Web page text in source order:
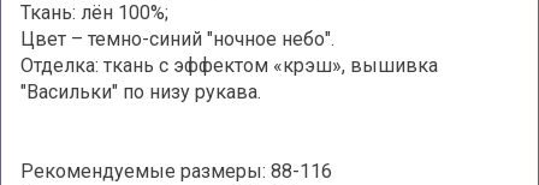
Ткань: лён 100%;
Цвет – темно-синий "ночное небо".
Отделка: ткань с эффектом «крэш», вышивка
"Васильки" по низу рукава.
Рекомендуемые размеры: 88-116